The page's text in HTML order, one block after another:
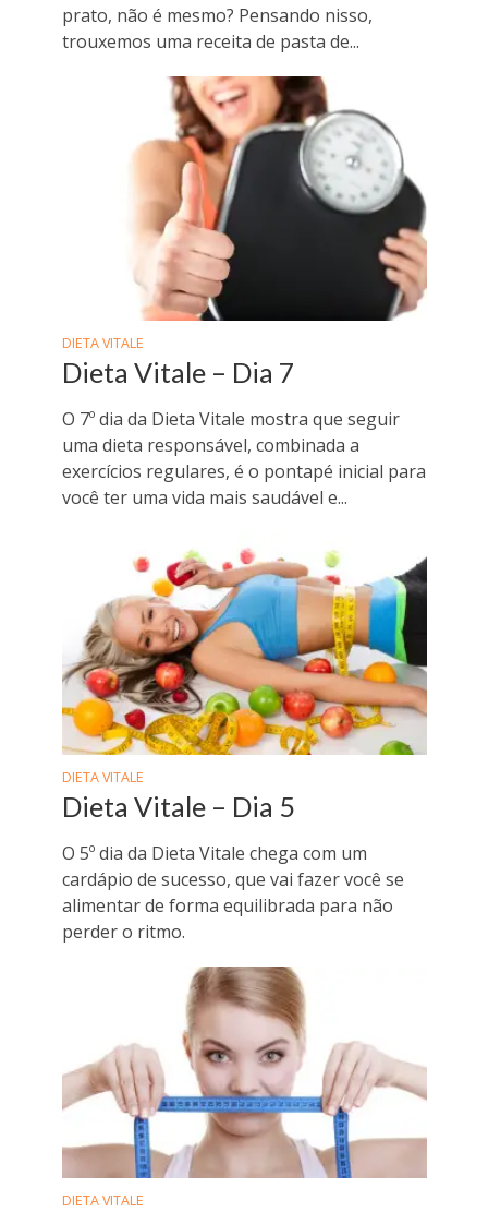
prato, não é mesmo? Pensando nisso,
trouxemos uma receita de pasta de...
DIETA VITALE
Dieta Vitale – Dia 7
O 7º dia da Dieta Vitale mostra que seguir
uma dieta responsável, combinada a
exercícios regulares, é o pontapé inicial para
você ter uma vida mais saudável e...
DIETA VITALE
Dieta Vitale – Dia 5
O 5º dia da Dieta Vitale chega com um
cardápio de sucesso, que vai fazer você se
alimentar de forma equilibrada para não
perder o ritmo.
DIETA VITALE